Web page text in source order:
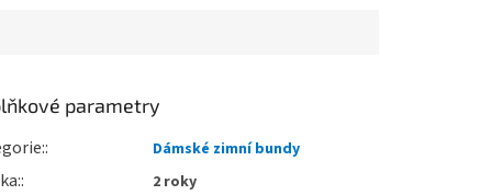
parametry
: Dámské zimní bundy
: 2 roky